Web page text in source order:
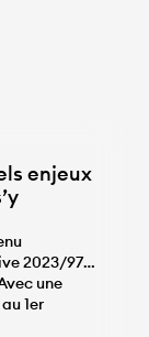
enjeux
2023/970
une
1er